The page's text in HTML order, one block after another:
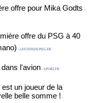
offre pour Mika Godts -
offre du PSG à 40
- LESTITISDUPSG.FR
l'avion - SPORT.FR
un joueur de la
belle somme ! -